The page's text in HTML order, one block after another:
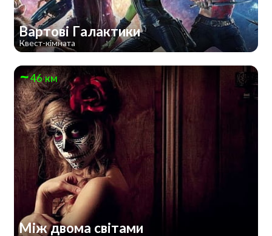
Вартові Галактики
Квест-кімната
46 км
Між двома світами